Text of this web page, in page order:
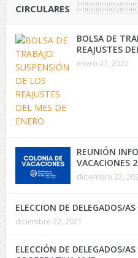
CIRCULARES
BOLSA DE
REAJUSTES
enero 27, 2022
REUNIÓN
VACACIONES
diciembre 22,
ELECCION DE DELEGADOS/
diciembre 22, 2021
ELECCIÓN DE DELEGADOS/